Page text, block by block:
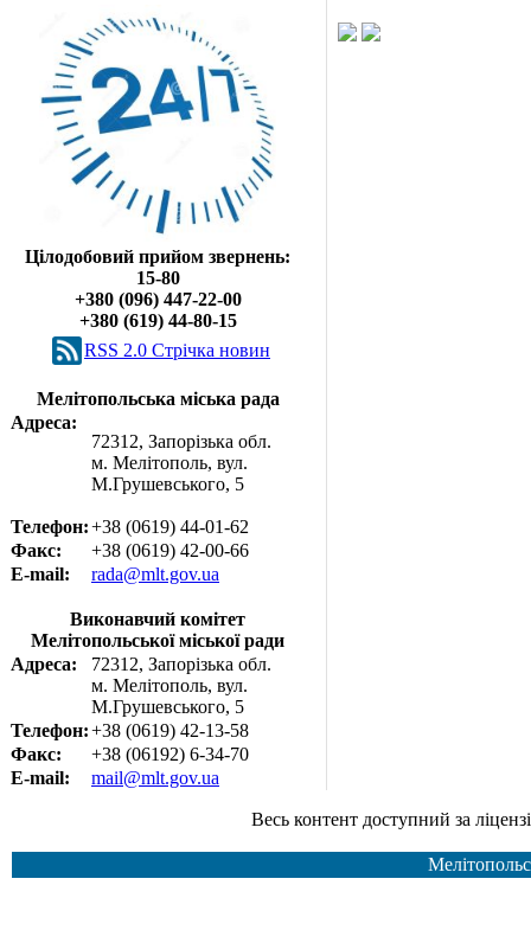
Цілодобовий прийом звернень:
15-80
+380 (096) 447-22-00
+380 (619) 44-80-15
RSS 2.0 Cтрічка новин
Мелітопольська міська рада
Адреса:
72312, Запорізька обл.
м. Мелітополь, вул.
М.Грушевського, 5
Телефон:+38 (0619) 44-01-62
Факс:
+38 (0619) 42-00-66
E-mail:
rada@mlt.gov.ua
Виконавчий комітет
Мелітопольської міської ради
Адреса:
72312, Запорізька обл.
м. Мелітополь, вул.
М.Грушевського, 5
Телефон:+38 (0619) 42-13-58
Факс:
+38 (06192) 6-34-70
E-mail:
mail@mlt.gov.ua
Весь контент доступний за ліцензією Creative